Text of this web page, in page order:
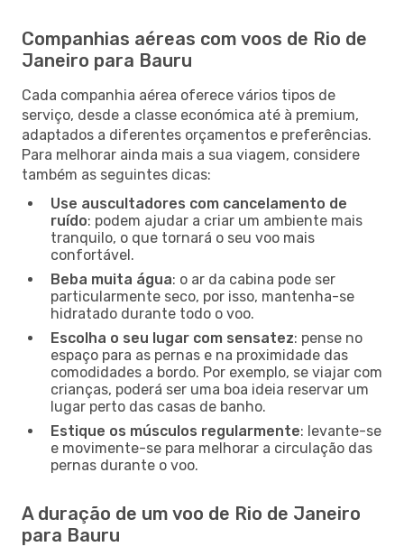
Companhias aéreas com voos de Rio de
Janeiro para Bauru
Cada companhia aérea oferece vários tipos de
serviço, desde a classe económica até à premium,
adaptados a diferentes orçamentos e preferências.
Para melhorar ainda mais a sua viagem, considere
também as seguintes dicas:
Use auscultadores com cancelamento de
ruído: podem ajudar a criar um ambiente mais
tranquilo, o que tornará o seu voo mais
confortável.
Beba muita água: o ar da cabina pode ser
particularmente seco, por isso, mantenha-se
hidratado durante todo o voo.
Escolha o seu lugar com sensatez: pense no
espaço para as pernas e na proximidade das
comodidades a bordo. Por exemplo, se viajar com
crianças, poderá ser uma boa ideia reservar um
lugar perto das casas de banho.
Estique os músculos regularmente: levante-se
e movimente-se para melhorar a circulação das
pernas durante o voo.
A duração de um voo de Rio de Janeiro
para Bauru